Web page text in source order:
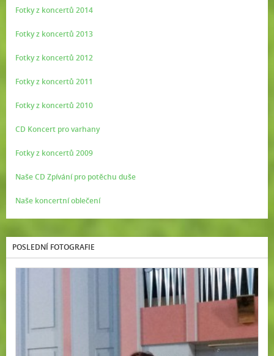
Fotky z koncertů 2014
Fotky z koncertů 2013
Fotky z koncertů 2012
Fotky z koncertů 2011
Fotky z koncertů 2010
CD Koncert pro varhany
Fotky z koncertů 2009
Naše CD Zpívání pro potěchu duše
Naše koncertní oblečení
POSLEDNÍ FOTOGRAFIE